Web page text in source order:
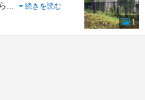
続きを読む
1